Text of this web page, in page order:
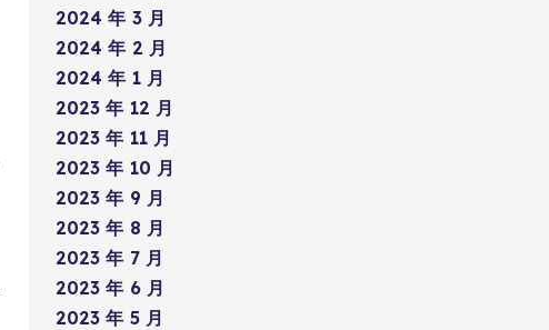
2024 年 3 月
2024 年 2 月
2024 年 1 月
2023 年 12 月
2023 年 11 月
2023 年 10 月
2023 年 9 月
2023 年 8 月
2023 年 7 月
2023 年 6 月
2023 年 5 月